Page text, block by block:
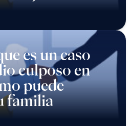
es un caso
culposo en
puede
familia